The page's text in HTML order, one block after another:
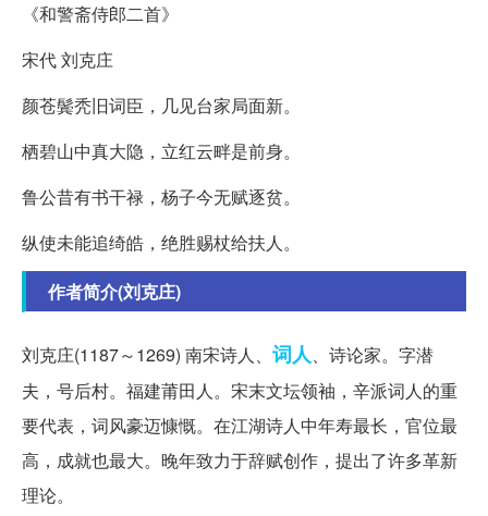
《和警斋侍郎二首》
宋代 刘克庄
颜苍鬓秃旧词臣，几见台家局面新。
栖碧山中真大隐，立红云畔是前身。
鲁公昔有书干禄，杨子今无赋逐贫。
纵使未能追绮皓，绝胜赐杖给扶人。
作者简介(刘克庄)
刘克庄(1187～1269) 南宋诗人、 词人、诗论家。字潜
夫，号后村。福建莆田人。宋末文坛领袖，辛派词人的重
要代表，词风豪迈慷慨。在江湖诗人中年寿最长，官位最
高，成就也最大。晚年致力于辞赋创作，提出了许多革新
理论。